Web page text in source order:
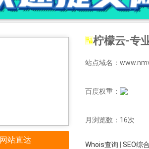
柠檬云-专业提
站点域名：
百度权重：
月浏览数：16次
Whois查询 SEO综
网站直达